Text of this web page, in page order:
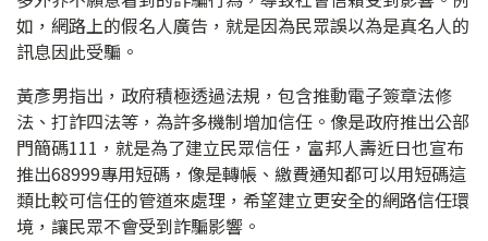
如，網路上的假名人廣告，就是因為民眾誤以為是真名人的
訊息因此受騙。
黃彥男指出，政府積極透過法規，包含推動電子簽章法修
法、打詐四法等，為許多機制增加信任。像是政府推出公部
門簡碼111，就是為了建立民眾信任，富邦人壽近日也宣布
推出68999專用短碼，像是轉帳、繳費通知都可以用短碼這
類比較可信任的管道來處理，希望建立更安全的網路信任環
境，讓民眾不會受到詐騙影響。